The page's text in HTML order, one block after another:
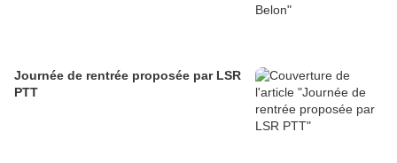
Journée de rentrée proposée par LSR
PTT